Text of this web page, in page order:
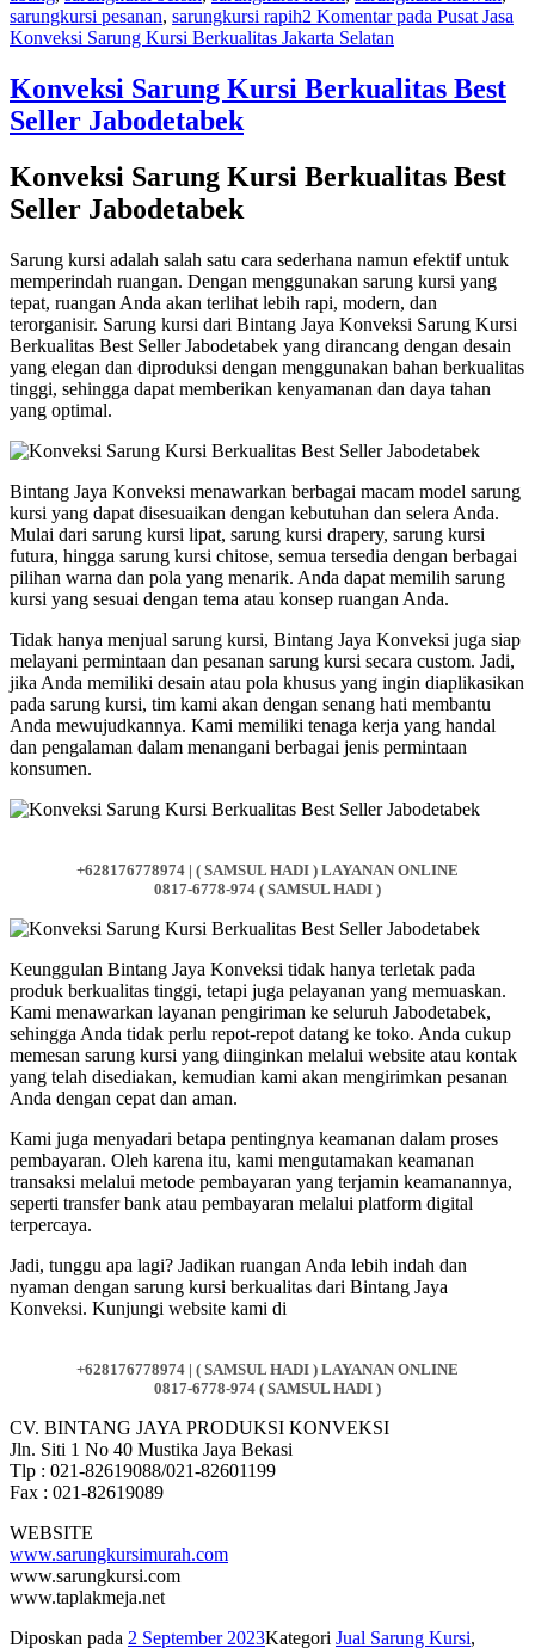
sarungkursi pesanan, sarungkursi rapih2 Komentarpada Pusat Jasa
Konveksi Sarung Kursi Berkualitas Jakarta Selatan
Konveksi Sarung Kursi Berkualitas Best
Seller Jabodetabek
Konveksi Sarung Kursi Berkualitas Best
Seller Jabodetabek
Sarung kursi adalah salah satu cara sederhana namun efektif untuk
memperindah ruangan. Dengan menggunakan sarung kursi yang
tepat, ruangan Anda akan terlihat lebih rapi, modern, dan
terorganisir. Sarung kursi dari Bintang Jaya Konveksi Sarung Kursi
Berkualitas Best Seller Jabodetabek yang dirancang dengan desain
yang elegan dan diproduksi dengan menggunakan bahan berkualitas
tinggi, sehingga dapat memberikan kenyamanan dan daya tahan
yang optimal.
Bintang Jaya Konveksi menawarkan berbagai macam model sarung
kursi yang dapat disesuaikan dengan kebutuhan dan selera Anda.
Mulai dari sarung kursi lipat, sarung kursi drapery, sarung kursi
futura, hingga sarung kursi chitose, semua tersedia dengan berbagai
pilihan warna dan pola yang menarik. Anda dapat memilih sarung
kursi yang sesuai dengan tema atau konsep ruangan Anda.
Tidak hanya menjual sarung kursi, Bintang Jaya Konveksi juga siap
melayani permintaan dan pesanan sarung kursi secara custom. Jadi,
jika Anda memiliki desain atau pola khusus yang ingin diaplikasikan
pada sarung kursi, tim kami akan dengan senang hati membantu
Anda mewujudkannya. Kami memiliki tenaga kerja yang handal
dan pengalaman dalam menangani berbagai jenis permintaan
konsumen.
+628176778974 | ( SAMSUL HADI ) LAYANAN ONLINE
0817-6778-974 ( SAMSUL HADI )
Keunggulan Bintang Jaya Konveksi tidak hanya terletak pada
produk berkualitas tinggi, tetapi juga pelayanan yang memuaskan.
Kami menawarkan layanan pengiriman ke seluruh Jabodetabek,
sehingga Anda tidak perlu repot-repot datang ke toko. Anda cukup
memesan sarung kursi yang diinginkan melalui website atau kontak
yang telah disediakan, kemudian kami akan mengirimkan pesanan
Anda dengan cepat dan aman.
Kami juga menyadari betapa pentingnya keamanan dalam proses
pembayaran. Oleh karena itu, kami mengutamakan keamanan
transaksi melalui metode pembayaran yang terjamin keamanannya,
seperti transfer bank atau pembayaran melalui platform digital
terpercaya.
Jadi, tunggu apa lagi? Jadikan ruangan Anda lebih indah dan
nyaman dengan sarung kursi berkualitas dari Bintang Jaya
Konveksi. Kunjungi website kami di
+628176778974 | ( SAMSUL HADI ) LAYANAN ONLINE
0817-6778-974 ( SAMSUL HADI )
CV. BINTANG JAYA PRODUKSI KONVEKSI
Jln. Siti 1 No 40 Mustika Jaya Bekasi
Tlp : 021-82619088/021-82601199
Fax : 021-82619089
WEBSITE
www.sarungkursimurah.com
www.sarungkursi.com
www.taplakmeja.net
Diposkan pada 2 September 2023Kategori Jual Sarung Kursi,